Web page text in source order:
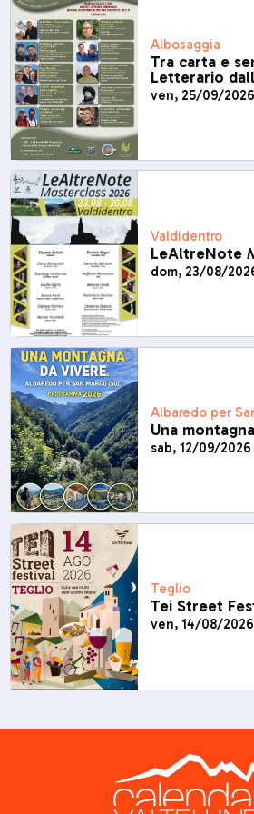
Albosaggia
Tra carta e
Letterario
ven, 25/09/2026
Valdidentro
LeAltreNote
dom, 23/08/
Albaredo per
Una
sab, 12/09/2026
Teglio
Tei Street
ven, 14/08/2026